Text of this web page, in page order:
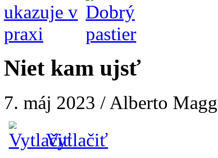
Niet kam ujsť
7. máj 2023 / Alberto
Vytlačiť